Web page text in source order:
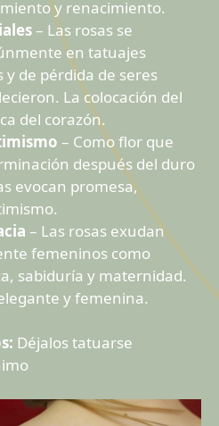
y renacimiento.
– Las rosas se
en tatuajes
de pérdida de seres
La colocación del
del corazón.
– Como flor que
después del duro
evocan promesa,
– Las rosas exudan
femeninos como
sabiduría y maternidad.
y femenina.
Déjalos tatuarse